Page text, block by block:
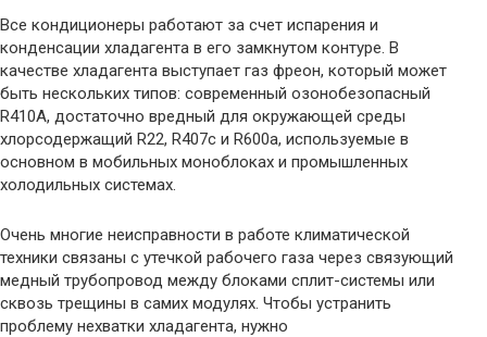
Все кондиционеры работают за счет испарения и
конденсации хладагента в его замкнутом контуре. В
качестве хладагента выступает газ фреон, который может
быть нескольких типов: современный озонобезопасный
R410A, достаточно вредный для окружающей среды
хлорсодержащий R22, R407c и R600a, используемые в
основном в мобильных моноблоках и промышленных
холодильных системах.
Очень многие неисправности в работе климатической
техники связаны с утечкой рабочего газа через связующий
медный трубопровод между блоками сплит-системы или
сквозь трещины в самих модулях. Чтобы устранить
проблему нехватки хладагента, нужно